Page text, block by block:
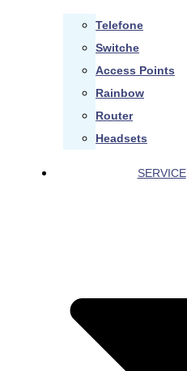
Telefone
Switche
Access Points
Rainbow
Router
Headsets
SERVICE